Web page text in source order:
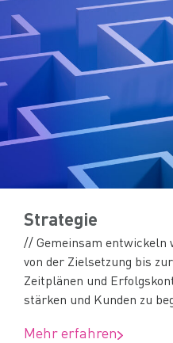
Strategie
// Gemeinsam entwickeln
von der Zielsetzung bis
Zeitplänen und
stärken und Kunden zu
Mehr erfahren